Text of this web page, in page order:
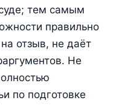
тем самым
правильно
отзыв, не даёт
Не
по подготовке